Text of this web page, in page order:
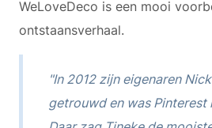
WeLoveDeco is een mooi
ontstaansverhaal.
"In 2012 zijn eigenaren
getrouwd en was Pinterest